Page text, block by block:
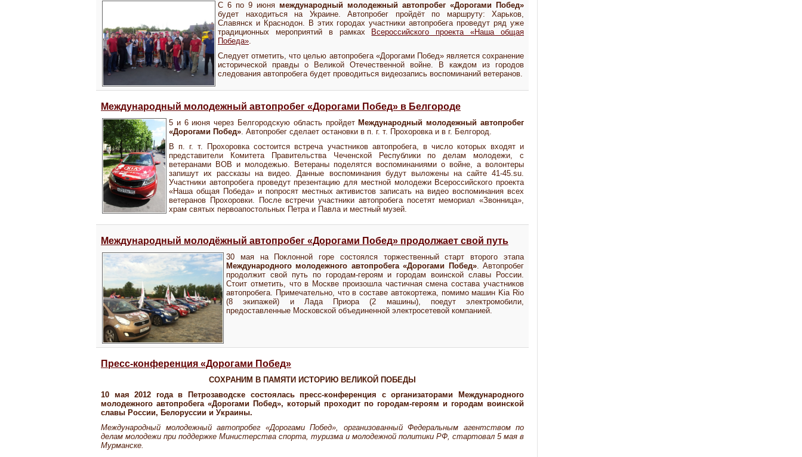
С 6 по 9 июня международный молодежный автопробег «Дорогами Побед»
будет находиться на Украине. Автопробег пройдёт по маршруту: Харьков,
Славянск и Краснодон. В этих городах участники автопробега проведут ряд уже
традиционных мероприятий в рамках
Всероссийского проекта «Наша общая
Победа».
Следует отметить, что целью автопробега «Дорогами Побед» является сохранение
исторической правды о Великой Отечественной войне. В каждом из городов
следования автопробега будет проводиться видеозапись воспоминаний ветеранов.
Международный молодежный автопробег «Дорогами Побед» в Белгороде
5 и 6 июня через Белгородскую область пройдет Международный молодежный автопробег
«Дорогами Побед» . Автопробег сделает остановки в п. г. т. Прохоровка и в г. Белгород.
В п. г. т. Прохоровка состоится встреча участников автопробега, в число которых входят и
представители Комитета Правительства Чеченской Республики по делам молодежи, с
ветеранами ВОВ и молодежью. Ветераны поделятся воспоминаниями о войне, а волонтеры
запишут их рассказы на видео. Данные воспоминания будут выложены на сайте 41-45.su.
Участники автопробега проведут презентацию для местной молодежи Всероссийского проекта
«Наша общая Победа» и попросят местных активистов записать на видео воспоминания всех
ветеранов Прохоровки. После встречи участники автопробега посетят мемориал «Звонница»,
храм святых первоапостольных Петра и Павла и местный музей.
Международный молодёжный автопробег «Дорогами Побед» продолжает свой путь
30 мая на Поклонной горе состоялся торжественный старт второго этапа
Международного молодежного автопробега «Дорогами Побед». Автопробег
продолжит свой путь по городам-героям и городам воинской славы России.
Стоит отметить, что в Москве произошла частичная смена состава участников
автопробега. Примечательно, что в составе автокортежа, помимо машин Kia Rio
(8 экипажей) и Лада Приора (2 машины), поедут электромобили,
предоставленные Московской объединенной электросетевой компанией.
Пресс-конференция «Дорогами Побед»
СОХРАНИМ В ПАМЯТИ ИСТОРИЮ ВЕЛИКОЙ ПОБЕДЫ
10 мая 2012 года в Петрозаводске состоялась пресс-конференция с организаторами Международного
молодежного автопробега «Дорогами Побед», который проходит по городам-героям и городам воинской
славы России, Белоруссии и Украины.
Международный молодежный автопробег «Дорогами Побед», организованный Федеральным агентством по
делам молодежи при поддержке Министерства спорта, туризма и молодежной политики РФ, стартовал 5 мая в
Мурманске.